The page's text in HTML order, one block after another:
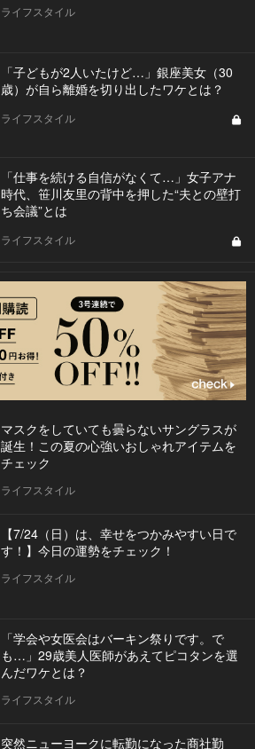
ライフスタイル
「子どもが2人いたけど…」銀座美女（30
歳）が自ら離婚を切り出したワケとは？
ライフスタイル
「仕事を続ける自信がなくて…」女子アナ
時代、笹川友里の背中を押した“夫との壁打
ち会議”とは
ライフスタイル
マスクをしていても曇らないサングラスが
誕生！この夏の心強いおしゃれアイテムを
チェック
ライフスタイル
【7/24（日）は、幸せをつかみやすい日で
す！】今日の運勢をチェック！
ライフスタイル
「学会や女医会はバーキン祭りです。で
も…」29歳美人医師があえてピコタンを選
んだワケとは？
ライフスタイル
突然ニューヨークに転勤になった商社勤